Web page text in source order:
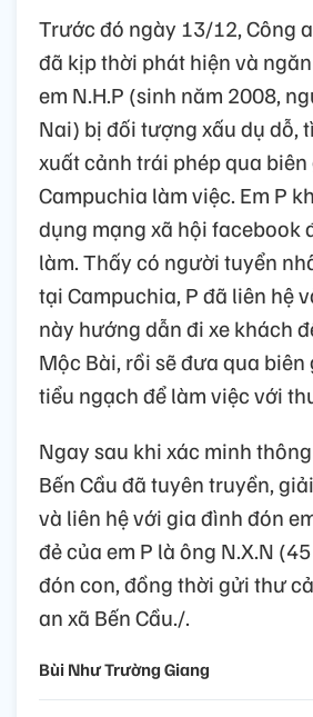
Trước đó ngày 13/12, Công
đã kịp thời phát hiện và
em N.H.P (sinh năm 2008,
Nai) bị đối tượng xấu dụ dỗ,
xuất cảnh trái phép qua
Campuchia làm việc. Em P
dụng mạng xã hội facebook
làm. Thấy có người tuyển
tại Campuchia, P đã liên hệ
này hướng dẫn đi xe khách
Mộc Bài, rồi sẽ đưa qua
tiểu ngạch để làm việc với
Ngay sau khi xác minh
Bến Cầu đã tuyên truyền,
và liên hệ với gia đình đón
đẻ của em P là ông N.X.N
đón con, đồng thời gửi thư
an xã Bến Cầu./.
Bùi Như Trường Giang